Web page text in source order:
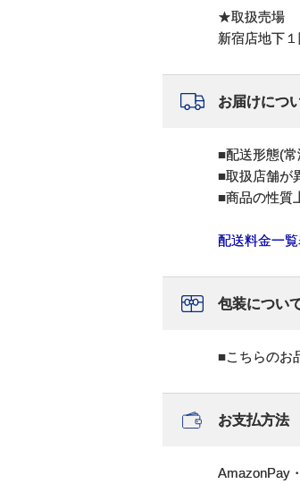
★取扱売場
新宿店地下
お届けにつ
■配送形態(常
■取扱店舗が
■商品の性質
配送料金一
包装につい
■こちらのお
お支払方法
AmazonPay